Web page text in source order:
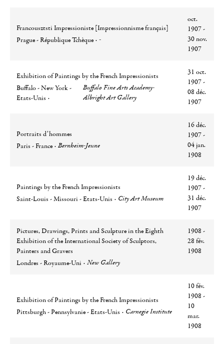
Francousztsti Impressioniste [Impressionnisme français]
Ville
Prague - République Tchèque
Lieu -
oct.
1907 -
30 nov.
1907
Exhibition of Paintings by the French Impressionists
Ville
Buffalo - New York -
Etats-Unis
Lieu
Buffalo Fine Arts Academy-
Albright Art Gallery
31 oct.
1907 -
08 déc.
1907
Portraits d’hommes
Ville
Paris - France
Lieu Bernheim-Jeune
16 déc.
1907 -
04 jan.
1908
Paintings by the French Impressionists
Ville
Saint-Louis - Missouri - Etats-Unis
Lieu City Art Museum
19 déc.
1907 -
31 déc.
1907
Pictures, Drawings, Prints and Sculpture in the Eighth
Exhibition of the International Society of Sculptors,
Painters and Gravers
Ville
Londres - Royaume-Uni
Lieu New Gallery
1908 -
28 fév.
1908
Exhibition of Paintings by the French Impressionists
Ville
Pittsburgh - Pennsylvanie - Etats-Unis
Lieu Carnegie Institute
10 fév.
1908 -
10
mar.
1908